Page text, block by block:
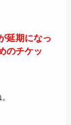
延期になっ
のチケッ